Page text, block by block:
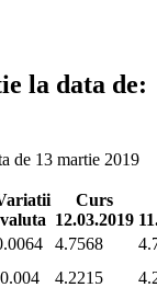
la data de:
de 13 martie 2019
valuta
Curs
12.03.2019
4.7568
4.2215